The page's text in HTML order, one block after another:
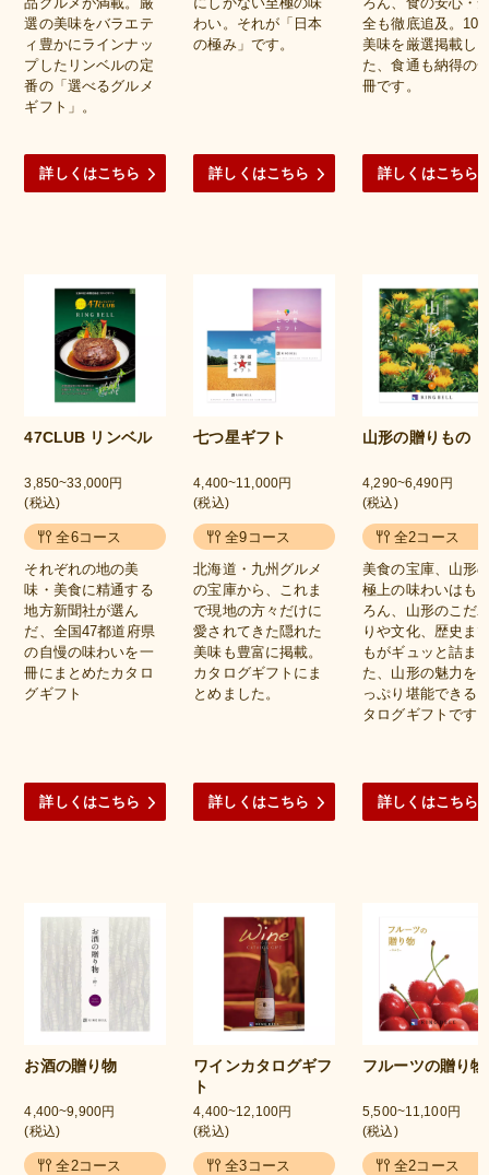
選の美味をバラエテ
ィ豊かにラインナッ
プしたリンベルの定
番の「選べるグルメ
ギフト」。
詳しくはこちら
わい。それが「日本
の極み」です。
詳しくはこちら
全も徹底追及。100
美味を厳選掲載し
た、食通も納得の
冊です。
詳しくはこちら
47CLUB リンベル
3,850~33,000円
(税込)
全6コース
それぞれの地の美
味・美食に精通する
地方新聞社が選ん
だ、全国47都道府県
の自慢の味わいを一
冊にまとめたカタロ
グギフト
詳しくはこちら
七つ星ギフト
4,400~11,000円
(税込)
全9コース
北海道・九州グルメ
の宝庫から、これま
で現地の方々だけに
愛されてきた隠れた
美味も豊富に掲載。
カタログギフトにま
とめました。
詳しくはこちら
山形の贈りもの
4,290~6,490円
(税込)
全2コース
美食の宝庫、山形
極上の味わいはも
ろん、山形のこだ
りや文化、歴史ま
もがギュッと詰ま
た、山形の魅力を
っぷり堪能できる
タログギフトです
詳しくはこちら
お酒の贈り物
4,400~9,900円
(税込)
全2コース
ワインカタログギフ
ト
4,400~12,100円
(税込)
全3コース
フルーツの贈り物
5,500~11,100円
(税込)
全2コース